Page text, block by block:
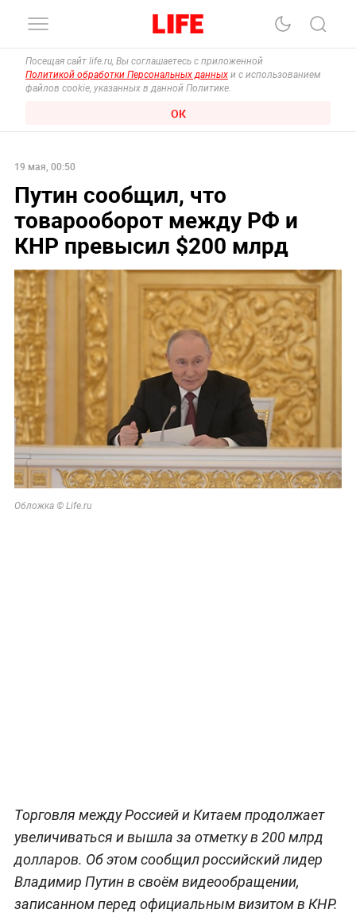
Посещая сайт life.ru, Вы соглашаетесь с приложенной
Политикой обработки Персональных данных и с использованием
файлов cookie, указанных в данной Политике.
ОК
19 мая, 00:50
Путин сообщил, что
товарооборот между РФ и
КНР превысил $200 млрд
Обложка © Life.ru
Торговля между Россией и Китаем продолжает
увеличиваться и вышла за отметку в 200 млрд
долларов. Об этом сообщил российский лидер
Владимир Путин в своём видеообращении,
записанном перед официальным визитом в КНР.